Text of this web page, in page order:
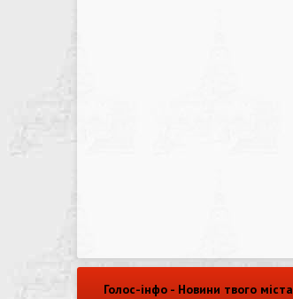
Голос-інфо - Новини твого міста